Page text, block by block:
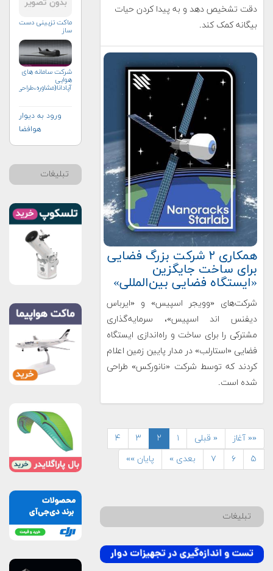
دقت تشخیص دهد و به پیدا کردن حیات
بیگانه کمک کند.
همکاری ۲ شرکت بزرگ فضایی
برای ساخت جایگزین
«ایستگاه فضایی بین‌المللی»
شرکت‌های «وویجر اسپیس» و «ایرباس
دیفنس اند اسپیس»، سرمایه‌گذاری
مشترکی را برای ساخت و راه‌اندازی ایستگاه
فضایی «استارلب» در مدار پایین زمین اعلام
کردند که توسط شرکت «نانورکس» طراحی
شده است.
«« آغاز « قبلی ۱ ۲ ۳
۴
۵
۶ ۷ بعدی » پایان »»
تبلیغات
ماکت تزیینی دست
ساز
شرکت سامانه های
هوایی
ورود به دیوار
هوافضا
تبلیغات